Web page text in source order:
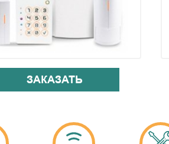
ЗАКАЗАТЬ